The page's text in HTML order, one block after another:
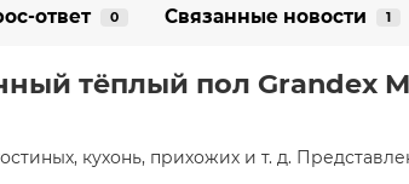
ответ 0 Связанные новости 1
тёплый пол Grandex
кухонь, прихожих и т. д.